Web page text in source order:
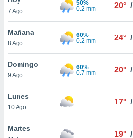
y
en
más
de
7 Ago
50%
0.2 mm
20° /
Mañana
8 Ago
60%
0.2 mm
24° /
Domingo
9 Ago
60%
0.7 mm
20° /
Lunes
10 Ago
17° /
Martes
19° /